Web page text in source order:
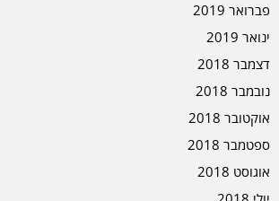
פברואר 2019
ינואר 2019
דצמבר 2018
נובמבר 2018
אוקטובר 2018
ספטמבר 2018
אוגוסט 2018